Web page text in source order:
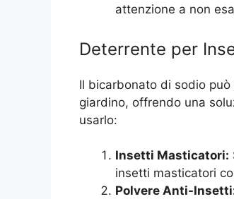
attenzione a non
Deterrente per
Il bicarbonato di sodio
giardino, offrendo una
usarlo:
Insetti Masticatori:
insetti masticatori
Polvere Anti-